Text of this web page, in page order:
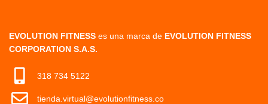
EVOLUTION FITNESS es una marca de EVOLUTION FITNESS
CORPORATION S.A.S.
318 734 5122
tienda.virtual@evolutionfitness.co